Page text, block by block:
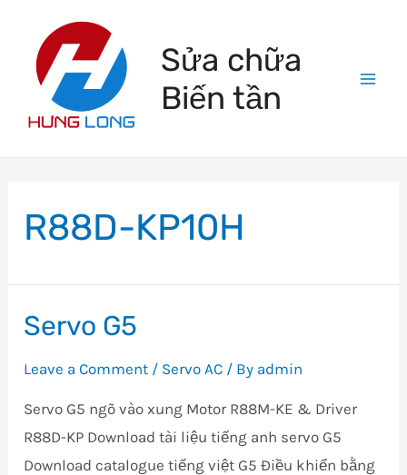
content
Sửa chữa
Biến tần
R88D-KP10H
Servo G5
Leave a Comment / Servo AC / By admin
Servo G5 ngõ vào xung Motor R88M-KE & Driver
R88D-KP Download tài liệu tiếng anh servo G5
Download catalogue tiếng việt G5 Điều khiển bằng